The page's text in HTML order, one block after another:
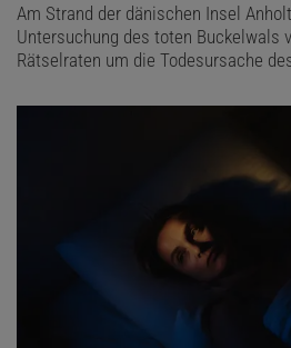
Am Strand der dänischen Insel
Untersuchung des toten Buckelwals
Rätselraten um die Todesursache